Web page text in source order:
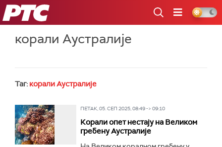
РТС
корали Аустралије
Таг: корали Аустралије
ПЕТАК, 05. СЕП 2025, 08:49 -> 09:10
Корали опет нестају на Великом
гребену Аустралије